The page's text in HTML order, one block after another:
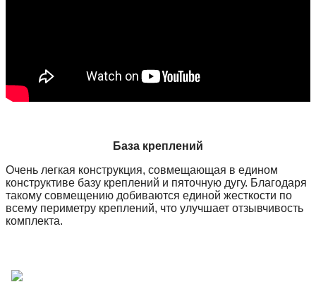
База креплений
Очень легкая конструкция, совмещающая в едином
конструктиве базу креплений и пяточную дугу. Благодаря
такому совмещению добиваются единой жесткости по
всему периметру креплений, что улучшает отзывчивость
комплекта.